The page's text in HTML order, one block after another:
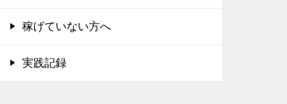
稼げていない方へ
実践記録